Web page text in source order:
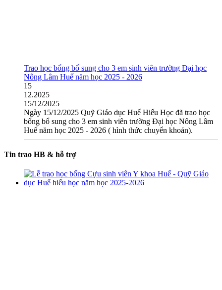
Trao học bổng bổ sung cho 3 em sinh viên trường Đại học
Nông Lâm Huế năm học 2025 - 2026
15
12.2025
15/12/2025
Ngày 15/12/2025 Quỹ Giáo dục Huế Hiếu Học đã trao học
bổng bổ sung cho 3 em sinh viên trường Đại học Nông Lâm
Huế năm học 2025 - 2026 ( hình thức chuyển khoản).
Tin trao HB & hỗ trợ